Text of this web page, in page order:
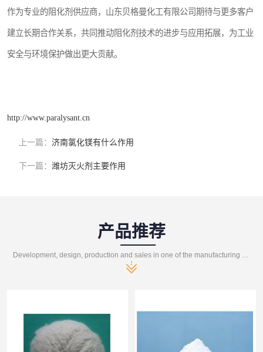
作为专业的阻化剂供应商，山东贝格曼化工有限公司期待与更多客户
建立长期合作关系，共同推动阻化剂技术的进步与应用拓展，为工业
安全与环境保护做出更大贡献。
http://www.paralysant.cn
上一篇： 济南氯化镁有什么作用
下一篇： 潍坊灭火剂主要作用
产品推荐
Development, design, production and sales in one of the manufacturing enterprises